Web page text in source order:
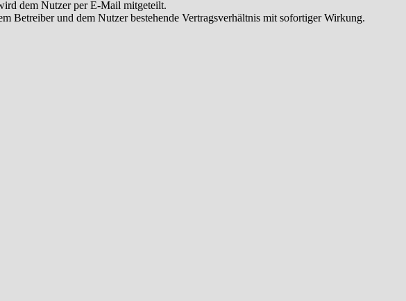
dem Nutzer per E-Mail mitgeteilt.
Betreiber und dem Nutzer bestehende Vertragsverhältnis mit sofortiger Wirkung.